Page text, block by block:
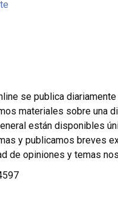
se publica
materiales sobre una
están disponibles
y publicamos breves
de opiniones y temas